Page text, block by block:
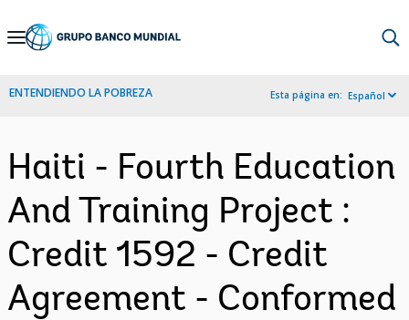
Skip
Navigation
ENTENDIENDO LA POBREZA Esta página en: Español
Haiti - Fourth Education
And Training Project :
Credit 1592 - Credit
Agreement - Conformed